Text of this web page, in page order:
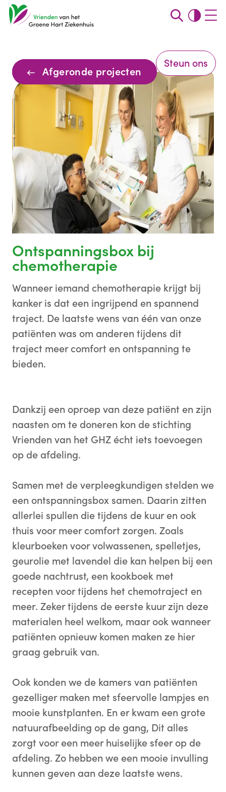
Steun ons
Afgeronde projecten
Ontspanningsbox bij
chemotherapie
Wanneer iemand chemotherapie krijgt bij
kanker is dat een ingrijpend en spannend
traject. De laatste wens van één van onze
patiënten was om anderen tijdens dit
traject meer comfort en ontspanning te
bieden.
Dankzij een oproep van deze patiënt en zijn
naasten om te doneren kon de stichting
Vrienden van het GHZ écht iets toevoegen
op de afdeling.
Samen met de verpleegkundigen stelden we
een ontspanningsbox samen. Daarin zitten
allerlei spullen die tijdens de kuur en ook
thuis voor meer comfort zorgen. Zoals
kleurboeken voor volwassenen, spelletjes,
geurolie met lavendel die kan helpen bij een
goede nachtrust, een kookboek met
recepten voor tijdens het chemotraject en
meer. Zeker tijdens de eerste kuur zijn deze
materialen heel welkom, maar ook wanneer
patiënten opnieuw komen maken ze hier
graag gebruik van.
Ook konden we de kamers van patiënten
gezelliger maken met sfeervolle lampjes en
mooie kunstplanten. En er kwam een grote
natuurafbeelding op de gang, Dit alles
zorgt voor een meer huiselijke sfeer op de
afdeling. Zo hebben we een mooie invulling
kunnen geven aan deze laatste wens.